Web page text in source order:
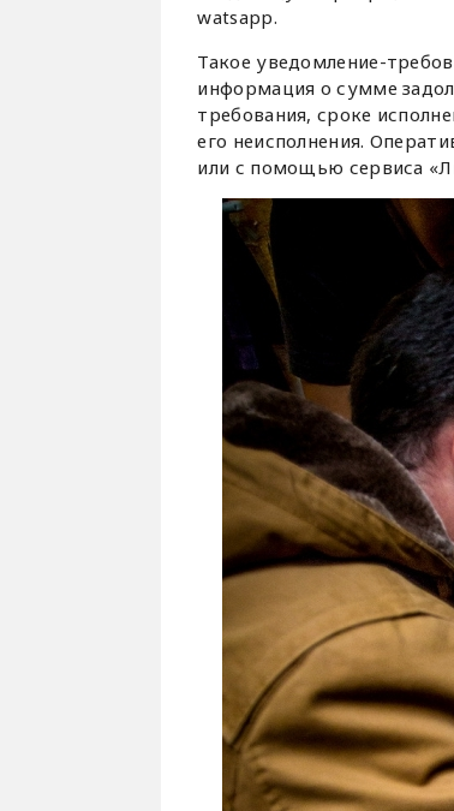
watsapp.
Такое уведомление-
информация о сумме
требования, сроке
его неисполнения.
или с помощью сервиса